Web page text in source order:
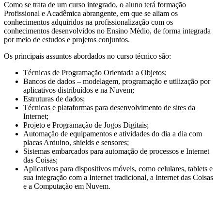
Como se trata de um curso integrado, o aluno terá formação
Profissional e Acadêmica abrangente, em que se aliam os
conhecimentos adquiridos na profissionalização com os
conhecimentos desenvolvidos no Ensino Médio, de forma integrada
por meio de estudos e projetos conjuntos.
Os principais assuntos abordados no curso técnico são:
Técnicas de Programação Orientada a Objetos;
Bancos de dados – modelagem, programação e utilização por
aplicativos distribuídos e na Nuvem;
Estruturas de dados;
Técnicas e plataformas para desenvolvimento de sites da
Internet;
Projeto e Programação de Jogos Digitais;
Automação de equipamentos e atividades do dia a dia com
placas Arduino, shields e sensores;
Sistemas embarcados para automação de processos e Internet
das Coisas;
Aplicativos para dispositivos móveis, como celulares, tablets e
sua integração com a Internet tradicional, a Internet das Coisas
e a Computação em Nuvem.